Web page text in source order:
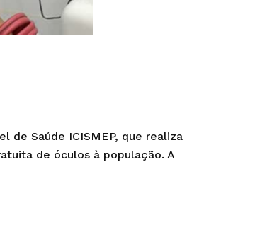
de Saúde ICISMEP, que realiza
de óculos à população. A